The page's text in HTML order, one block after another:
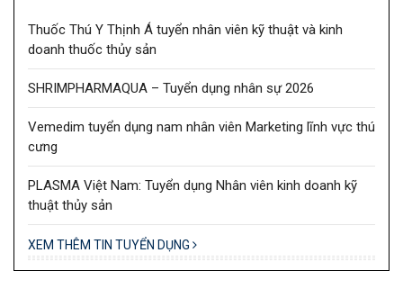
Thuốc Thú Y Thịnh Á tuyển nhân viên kỹ thuật và kinh
doanh thuốc thủy sản
SHRIMPHARMAQUA – Tuyển dụng nhân sự 2026
Vemedim tuyển dụng nam nhân viên Marketing lĩnh vực thú
cưng
PLASMA Việt Nam: Tuyển dụng Nhân viên kinh doanh kỹ
thuật thủy sản
XEM THÊM TIN TUYỂN DỤNG